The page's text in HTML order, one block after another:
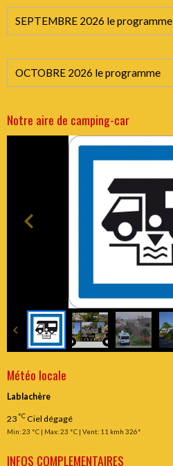
SEPTEMBRE 2026 le programme
OCTOBRE 2026 le programme
Notre aire de camping-car
Météo locale
Lablachère
23 °CCiel dégagé
Min: 23 °C | Max: 23 °C | Vent: 11 kmh 326°
INFOS COMPLEMENTAIRES